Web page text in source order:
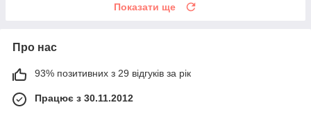
Показати ще
Про нас
93% позитивних з 29 відгуків за рік
Працює з 30.11.2012